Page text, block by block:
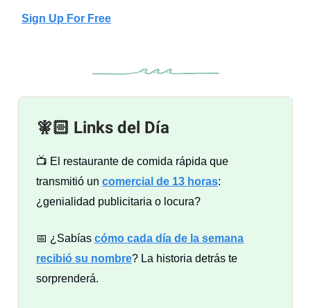
Sign Up For Free
🧚🏻 Links del Día
📺 El restaurante de comida rápida que
transmitió un comercial de 13 horas:
¿genialidad publicitaria o locura?
📅 ¿Sabías cómo cada día de la semana
recibió su nombre? La historia detrás te
sorprenderá.